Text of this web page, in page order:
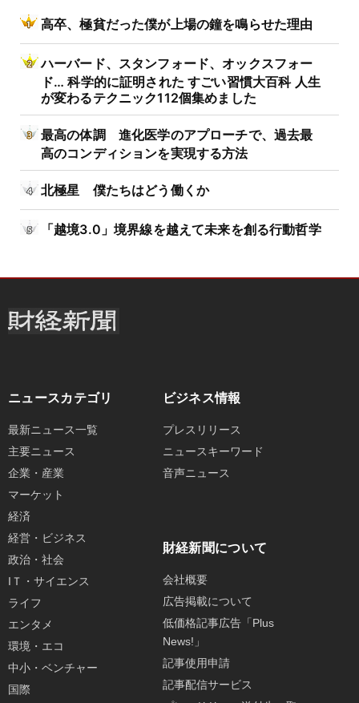
高卒、極貧だった僕が上場の鐘を鳴らせた理由
ハーバード、スタンフォード、オックスフォー
ド… 科学的に証明された すごい習慣大百科 人生
が変わるテクニック112個集めました
最高の体調 進化医学のアプローチで、過去最
高のコンディションを実現する方法
北極星 僕たちはどう働くか
「越境3.0」境界線を越えて未来を創る行動哲学
ニュースカテゴリ
最新ニュース一覧
主要ニュース
企業・産業
マーケット
経済
経営・ビジネス
政治・社会
IＴ・サイエンス
ライフ
エンタメ
環境・エコ
中小・ベンチャー
国際
ビジネス情報
プレスリリース
ニュースキーワード
音声ニュース
財経新聞について
会社概要
広告掲載について
低価格記事広告「Plus
News!」
記事使用申請
記事配信サービス